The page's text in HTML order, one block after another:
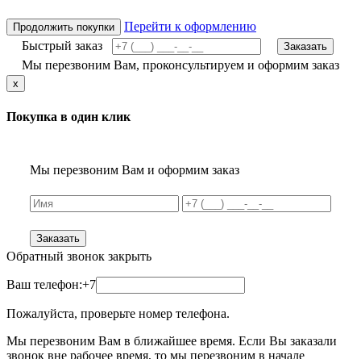
Продолжить покупки
Перейти к оформлению
Быстрый заказ
Заказать
Мы перезвоним Вам, проконсультируем и оформим заказ
x
Покупка в один клик
Мы перезвоним Вам и оформим заказ
Заказать
Обратный звонок закрыть
Ваш телефон:+7
Пожалуйста, проверьте номер телефона.
Мы перезвоним Вам в ближайшее время. Если Вы заказали
звонок вне рабочее время, то мы перезвоним в начале